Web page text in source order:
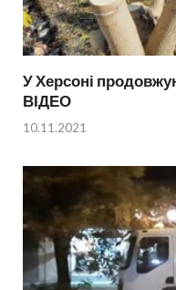
У Херсоні
ВІДЕО
10.11.2021